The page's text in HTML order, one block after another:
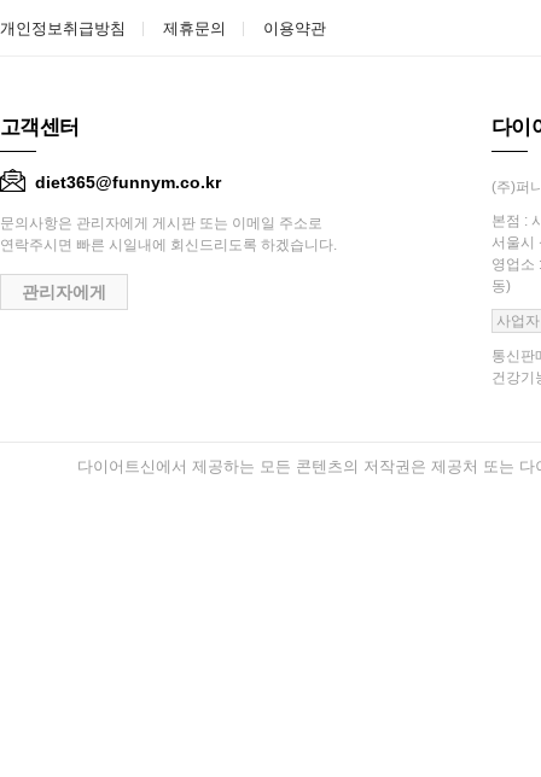
개인정보취급방침 제휴문의 이용약관
고객센터
diet365@funnym.co.kr
문의사항은 관리자에게 게시판 또는 이메일 주소로
연락주시면 빠른 시일내에 회신드리도록 하겠습니다.
관리자에게
다이
(주)퍼
본점 :
서울시
영업소
동)
사업
통신판
건강기
다이어트신에서 제공하는 모든 콘텐츠의 저작권은 제공처 또는